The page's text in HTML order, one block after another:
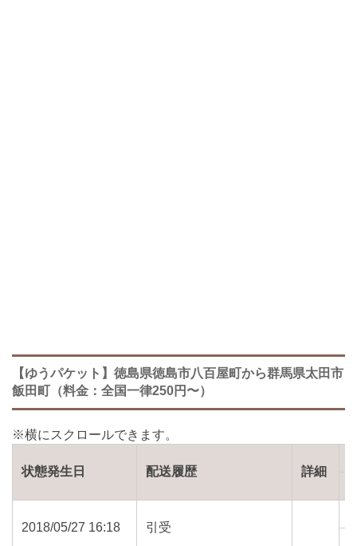
【ゆうパケット】徳島県徳島市八百屋町から群馬県太田市
飯田町（料金：全国一律250円〜）
状態発生日 配送履歴 詳細
2018/05/27 16:18 引受